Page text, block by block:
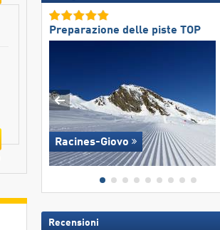
Preparazione delle piste TOP
Racines-Giovo
Recensioni